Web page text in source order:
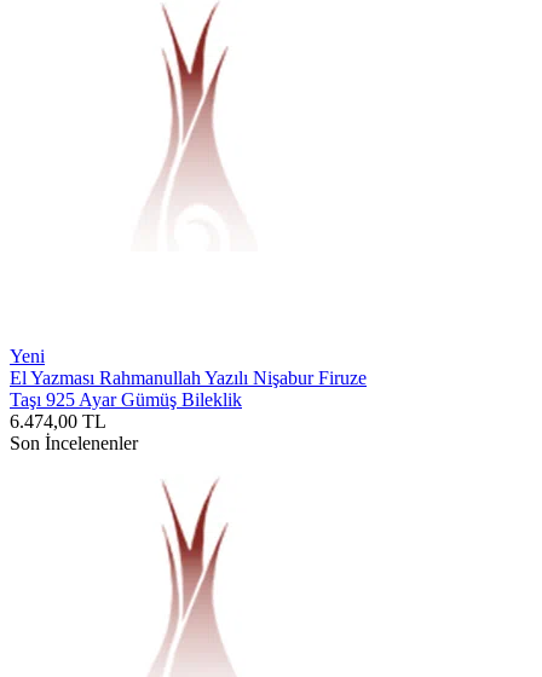
Yeni
El Yazması Rahmanullah Yazılı Nişabur Firuze
Taşı 925 Ayar Gümüş Bileklik
6.474,00 TL
Son İncelenenler